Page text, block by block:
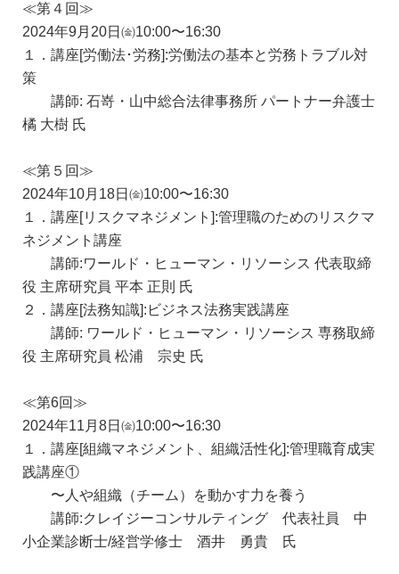
≪第４回≫
2024年9月20日㈮10:00〜16:30
１．講座[労働法･労務]:労働法の基本と労務トラブル対
策
講師: 石嵜・山中総合法律事務所 パートナー弁護士
橘 大樹 氏
≪第５回≫
2024年10月18日㈮10:00〜16:30
１．講座[リスクマネジメント]:管理職のためのリスクマ
ネジメント講座
講師:ワールド・ヒューマン・リソーシス 代表取締
役 主席研究員 平本 正則 氏
２．講座[法務知識]:ビジネス法務実践講座
講師: ワールド・ヒューマン・リソーシス 専務取締
役 主席研究員 松浦 宗史 氏
≪第6回≫
2024年11月8日㈮10:00〜16:30
１．講座[組織マネジメント、組織活性化]:管理職育成実
践講座①
〜人や組織（チーム）を動かす力を養う
講師:クレイジーコンサルティング 代表社員 中
小企業診断士/経営学修士 酒井 勇貴 氏